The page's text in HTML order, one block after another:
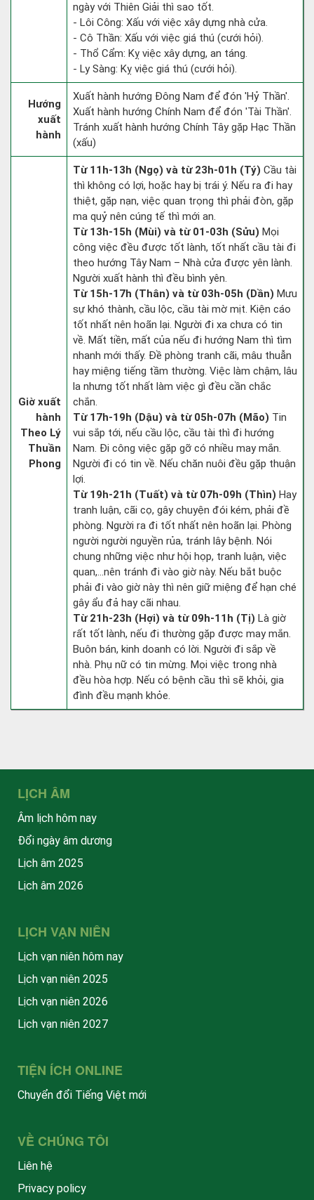
ngày với Thiên Giải thì sao tốt.
- Lôi Công: Xấu với việc xây dựng nhà cửa.
- Cô Thần: Xấu với việc giá thú (cưới hỏi).
- Thổ Cẩm: Kỵ việc xây dựng, an táng.
- Ly Sàng: Kỵ việc giá thú (cưới hỏi).
Hướng
xuất
hành
Xuất hành hướng Đông Nam để đón 'Hỷ Thần'.
Xuất hành hướng Chính Nam để đón 'Tài Thần'.
Tránh xuất hành hướng Chính Tây gặp Hạc Thần
(xấu)
Giờ xuất
hành
Theo Lý
Thuần
Phong
Từ 11h-13h (Ngọ) và từ 23h-01h (Tý) Cầu tài
thì không có lợi, hoặc hay bị trái ý. Nếu ra đi hay
thiệt, gặp nạn, việc quan trọng thì phải đòn, gặp
ma quỷ nên cúng tế thì mới an.
Từ 13h-15h (Mùi) và từ 01-03h (Sửu) Mọi
công việc đều được tốt lành, tốt nhất cầu tài đi
theo hướng Tây Nam – Nhà cửa được yên lành.
Người xuất hành thì đều bình yên.
Từ 15h-17h (Thân) và từ 03h-05h (Dần) Mưu
sự khó thành, cầu lộc, cầu tài mờ mịt. Kiện cáo
tốt nhất nên hoãn lại. Người đi xa chưa có tin
về. Mất tiền, mất của nếu đi hướng Nam thì tìm
nhanh mới thấy. Đề phòng tranh cãi, mâu thuẫn
hay miệng tiếng tầm thường. Việc làm chậm, lâu
la nhưng tốt nhất làm việc gì đều cần chắc
chắn.
Từ 17h-19h (Dậu) và từ 05h-07h (Mão) Tin
vui sắp tới, nếu cầu lộc, cầu tài thì đi hướng
Nam. Đi công việc gặp gỡ có nhiều may mắn.
Người đi có tin về. Nếu chăn nuôi đều gặp thuận
lợi.
Từ 19h-21h (Tuất) và từ 07h-09h (Thìn) Hay
tranh luận, cãi cọ, gây chuyện đói kém, phải đề
phòng. Người ra đi tốt nhất nên hoãn lại. Phòng
người người nguyền rủa, tránh lây bệnh. Nói
chung những việc như hội họp, tranh luận, việc
quan,…nên tránh đi vào giờ này. Nếu bắt buộc
phải đi vào giờ này thì nên giữ miệng để hạn ché
gây ẩu đả hay cãi nhau.
Từ 21h-23h (Hợi) và từ 09h-11h (Tị) Là giờ
rất tốt lành, nếu đi thường gặp được may mắn.
Buôn bán, kinh doanh có lời. Người đi sắp về
nhà. Phụ nữ có tin mừng. Mọi việc trong nhà
đều hòa hợp. Nếu có bệnh cầu thì sẽ khỏi, gia
đình đều mạnh khỏe.
LỊCH ÂM
Âm lịch hôm nay
Đổi ngày âm dương
Lịch âm 2025
Lịch âm 2026
LỊCH VẠN NIÊN
Lịch vạn niên hôm nay
Lịch vạn niên 2025
Lịch vạn niên 2026
Lịch vạn niên 2027
TIỆN ÍCH ONLINE
Chuyển đổi Tiếng Việt mới
VỀ CHÚNG TÔI
Liên hệ
Privacy policy